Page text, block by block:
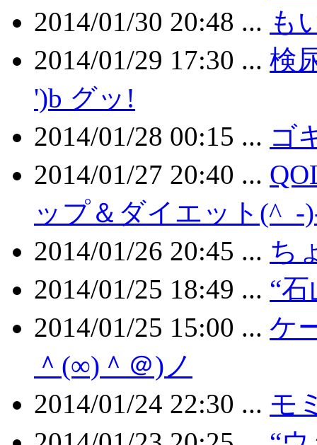
2014/01/30 20:48 ... も
2014/01/29 17:30 ... 検
')b グッ!
2014/01/28 00:15 ... ゴ
2014/01/27 20:40 ...
ップ＆ダイエット
2014/01/26 20:45 ... ち
2014/01/25 18:49 ... “
2014/01/25 15:00 ... ケ
＾(∞)＾＠)ノ
2014/01/24 22:30 ... モ